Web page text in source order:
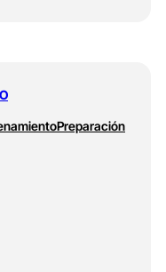
Preparación